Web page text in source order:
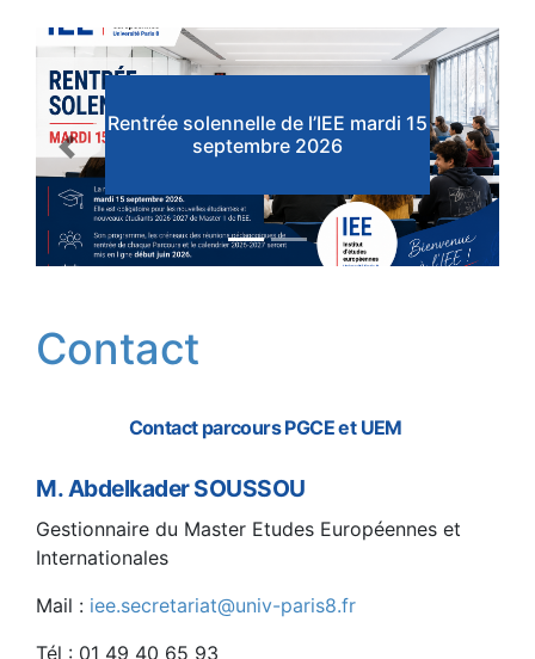
Rentrée solennelle de l’IEE mardi 15
septembre 2026
Previous Next
Contact
Contact parcours PGCE et UEM
M. Abdelkader SOUSSOU
Gestionnaire du Master Etudes Européennes et
Internationales
Mail : iee.secretariat@univ-paris8.fr
Tél : 01 49 40 65 93